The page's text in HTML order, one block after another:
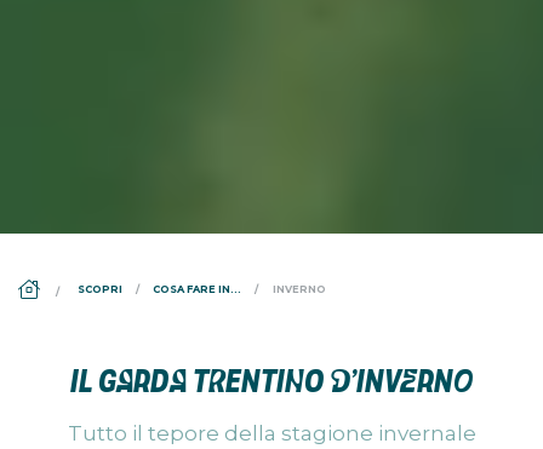
SCOPRI COSA FARE IN... INVERNO
IL GARDA TRENTINO D’INVERNO
Tutto il tepore della stagione invernale